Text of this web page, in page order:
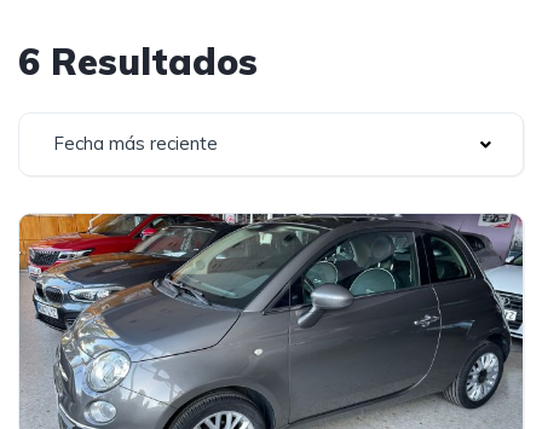
6 Resultados
Fecha más reciente